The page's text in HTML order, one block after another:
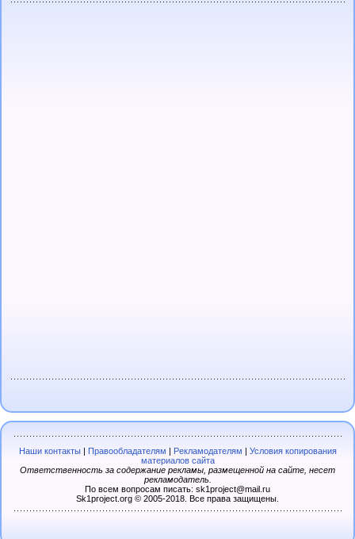
Наши контакты| Правообладателям Рекламодателям
Условия копирования
материалов сайта
Ответственность за содержание рекламы, размещенной на сайте, несет
рекламодатель.
По всем вопросам писать: sk1project@mail.ru
Sk1project.org © 2005-2018. Все права защищены.